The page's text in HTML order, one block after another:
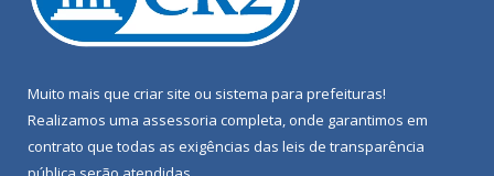
Muito mais que criar site ou sistema para prefeituras!
Realizamos uma assessoria completa, onde garantimos em
contrato que todas as exigências das leis de transparência